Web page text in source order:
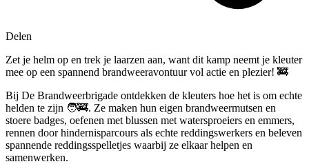
Delen
Zet je helm op en trek je laarzen aan, want dit kamp neemt je kleuter
mee op een spannend brandweeravontuur vol actie en plezier! 🚒
Bij De Brandweerbrigade ontdekken de kleuters hoe het is om echte
helden te zijn 🧑‍🚒. Ze maken hun eigen brandweermutsen en
stoere badges, oefenen met blussen met watersproeiers en emmers,
rennen door hindernisparcours als echte reddingswerkers en beleven
spannende reddingsspelletjes waarbij ze elkaar helpen en
samenwerken.